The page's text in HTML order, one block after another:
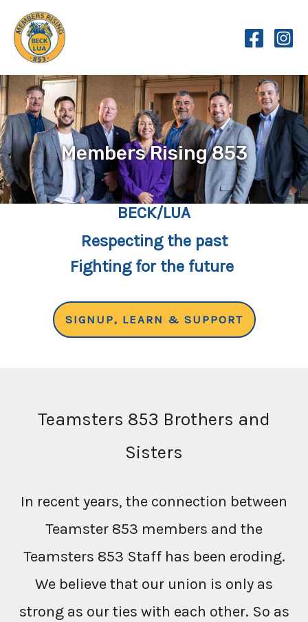
content
Members Rising 853
BECK/LUA
Respecting the past
Fighting for the future
SIGNUP, LEARN & SUPPORT
Teamsters 853 Brothers and
Sisters
In recent years, the connection between
Teamster 853 members and the
Teamsters 853 Staff has been eroding.
We believe that our union is only as
strong as our ties with each other. So as